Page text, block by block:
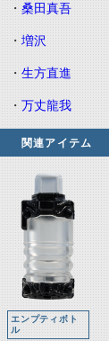
・ 桑田真吾
・ 増沢
・ 生方直進
・ 万丈龍我
関連アイテム
エンプティボト
ル